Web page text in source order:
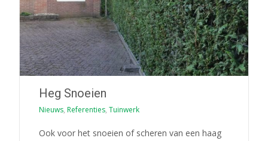
Heg Snoeien
Nieuws, Referenties, Tuinwerk
Ook voor het snoeien of scheren van een haag